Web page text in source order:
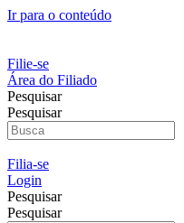
Ir para o conteúdo
Filie-se
Área do Filiado
Pesquisar
Pesquisar
Filia-se
Login
Pesquisar
Pesquisar